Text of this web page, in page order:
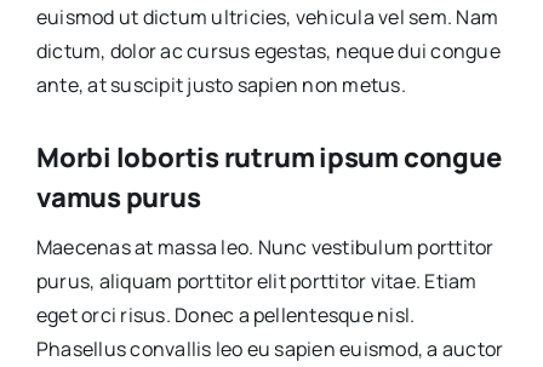
euismod ut dictum ultricies, vehicula vel sem. Nam
dictum, dolor ac cursus egestas, neque dui congue
ante, at suscipit justo sapien non metus.
Morbi lobortis rutrum ipsum congue
vamus purus
Maecenas at massa leo. Nunc vestibulum porttitor
purus, aliquam porttitor elit porttitor vitae. Etiam
eget orci risus. Donec a pellentesque nisl.
Phasellus convallis leo eu sapien euismod, a auctor